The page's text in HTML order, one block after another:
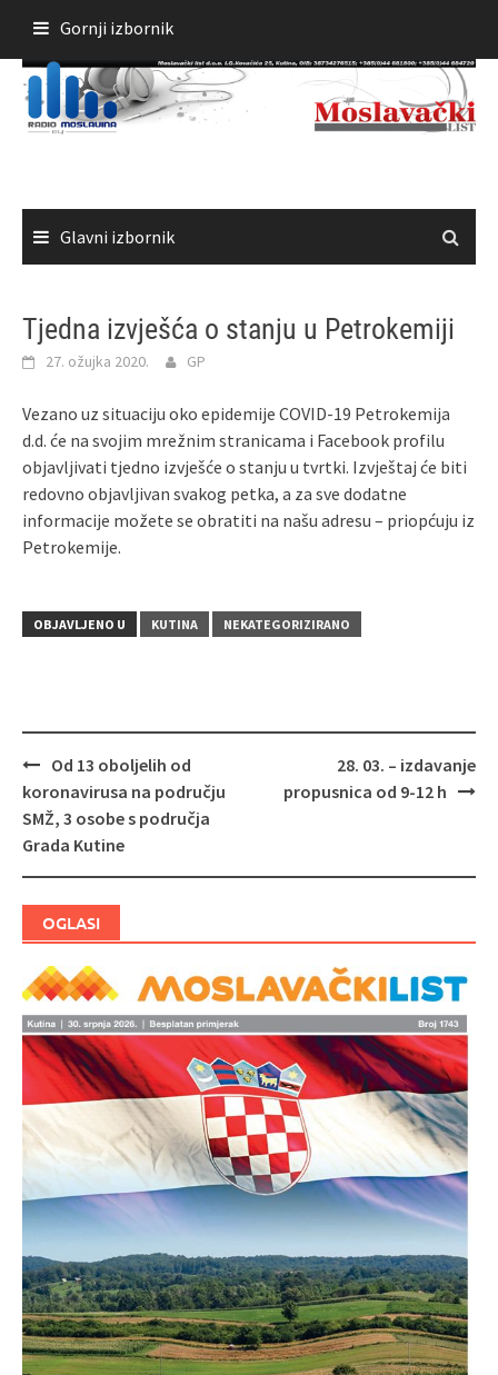
sadržaja
Gornji izbornik
Glavni izbornik
Tjedna izvješća o stanju u Petrokemiji
27. ožujka 2020. GP
Vezano uz situaciju oko epidemije COVID-19 Petrokemija
d.d. će na svojim mrežnim stranicama i Facebook profilu
objavljivati tjedno izvješće o stanju u tvrtki. Izvještaj će biti
redovno objavljivan svakog petka, a za sve dodatne
informacije možete se obratiti na našu adresu – priopćuju iz
Petrokemije.
OBJAVLJENO U KUTINA NEKATEGORIZIRANO
Navigacija
objava
Od 13 oboljelih od
koronavirusa na području
SMŽ, 3 osobe s područja
Grada Kutine
28. 03. – izdavanje
propusnica od 9-12 h
OGLASI